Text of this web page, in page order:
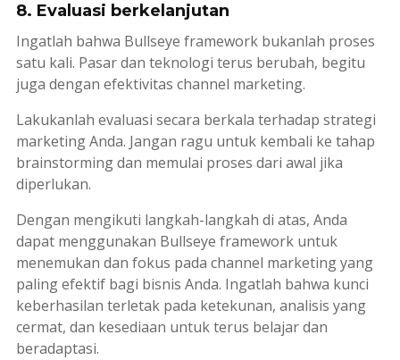
8. Evaluasi berkelanjutan
Ingatlah bahwa Bullseye frameworkbukanlah proses
satu kali. Pasar dan teknologi terus berubah, begitu
juga dengan efektivitas channel marketing.
Lakukanlah evaluasi secara berkala terhadap strategi
marketingAnda. Jangan ragu untuk kembali ke tahap
brainstormingdan memulai proses dari awal jika
diperlukan.
Dengan mengikuti langkah-langkah di atas, Anda
dapat menggunakan Bullseye frameworkuntuk
menemukan dan fokus pada channel marketingyang
paling efektif bagi bisnis Anda. Ingatlah bahwa kunci
keberhasilan terletak pada ketekunan, analisis yang
cermat, dan kesediaan untuk terus belajar dan
beradaptasi.